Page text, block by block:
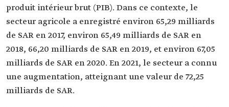
produit intérieur brut (PIB). Dans ce contexte, le
secteur agricole a enregistré environ 65,29 milliards
de SAR en 2017, environ 65,49 milliards de SAR en
2018, 66,20 milliards de SAR en 2019, et environ 67,05
milliards de SAR en 2020. En 2021, le secteur a connu
une augmentation, atteignant une valeur de 72,25
milliards de SAR.